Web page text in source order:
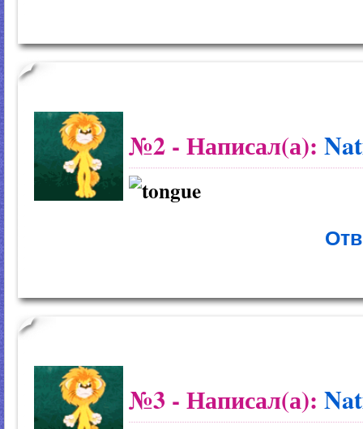
№2 - Написал(а):
№3 - Написал(а):